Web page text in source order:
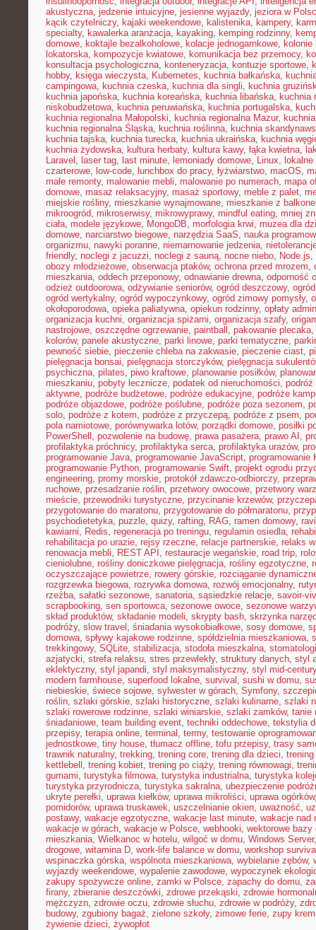
akustyczna, jedzenie intuicyjne, jesienne wyjazdy, jeziora w
kącik czytelniczy, kajaki weekendowe, kalistenika, kampery,
specialty, kawalerka aranżacja, kayaking, kemping rodzinny,
domowe, koktajle bezalkoholowe, kolacje jednogarnkowe, kolonie
lokatorska, kompozycje kwiatowe, komunikacja bez przemocy,
konsultacja psychologiczna, konteneryzacja, kontuzje sportowe,
hobby, księga wieczysta, Kubernetes, kuchnia bałkańska,
campingowa, kuchnia czeska, kuchnia dla singli, kuchnia
kuchnia japońska, kuchnia koreańska, kuchnia libańska, kuchnia
niskobudżetowa, kuchnia peruwiańska, kuchnia portugalska,
kuchnia regionalna Małopolski, kuchnia regionalna Mazur,
kuchnia regionalna Śląska, kuchnia roślinna, kuchnia
kuchnia tajska, kuchnia turecka, kuchnia ukraińska, kuchnia
kuchnia żydowska, kultura herbaty, kultura kawy, łąka kwietna,
Laravel , laser tag, last minute, lemoniady domowe, Linux,
czarterowe, low-code, lunchbox do pracy, łyżwiarstwo, macOS,
małe remonty, malowanie mebli, malowanie po numerach, mapa
domowe, masaż relaksacyjny, masaż sportowy, meble z palet,
miejskie rośliny, mieszkanie wynajmowane, mieszkanie z
mikroogród, mikroserwisy, mikrowyprawy, mindful eating, mniej
ciała, modele językowe, MongoDB, morfologia krwi, muzea dla
domowe, narciarstwo biegowe, narzędzia SaaS, nauka
organizmu, nawyki poranne, niemarnowanie jedzenia,
friendly, noclegi z jacuzzi, noclegi z sauną, nocne niebo, Node.js,
obozy młodzieżowe, obserwacja ptaków, ochrona przed mrozem,
mieszkania, oddech przeponowy, odnawianie drewna, odporność
odzież outdoorowa, odżywianie seniorów, ogród deszczowy,
ogród wertykalny, ogród wypoczynkowy, ogród zimowy pomysły,
okołoporodowa, opieka paliatywna, opiekun rodzinny, opłaty
organizacja kuchni, organizacja spiżarni, organizacja szafy,
nastrojowe, oszczędne ogrzewanie, paintball , pakowanie plecaka,
kolorów, panele akustyczne, parki linowe, parki tematyczne,
pewność siebie, pieczenie chleba na zakwasie, pieczenie ciast,
pielęgnacja bonsai, pielęgnacja storczyków, pielęgnacja
psychiczna, pilates, piwo kraftowe, planowanie posiłków,
mieszkaniu, pobyty lecznicze, podatek od nieruchomości, podróż
aktywne, podróże budżetowe, podróże edukacyjne, podróże
podróże objazdowe, podróże poślubne, podróże poza sezonem,
solo, podróże z kotem, podróże z przyczepą, podróże z psem,
pola namiotowe, porównywarka lotów, porządki domowe, posiłki
PowerShell , pozwolenie na budowę, prawa pasażera, prawo AI ,
profilaktyka próchnicy, profilaktyka serca, profilaktyka urazów,
programowanie Java, programowanie JavaScript, programowanie
programowanie Python, programowanie Swift, projekt ogrodu
engineering, promy morskie, protokół zdawczo-odbiorczy,
ruchowe, przesadzanie roślin, przetwory owocowe, przetwory
mieście, przewodniki turystyczne, przycinanie krzewów,
przygotowanie do maratonu, przygotowanie do półmaratonu,
psychodietetyka, puzzle, quizy, rafting, RAG, ramen domowy,
kawiarni, Redis, regeneracja po treningu, regulamin osiedla,
rehabilitacja po urazie, rejsy rzeczne, relacje partnerskie, relaks
renowacja mebli, REST API , restauracje wegańskie, road trip,
cieniolubne, rośliny doniczkowe pielęgnacja, rośliny egzotyczne,
oczyszczające powietrze, rowery górskie, rozciąganie
rozgrzewka biegowa, rozrywka domowa, rozwój emocjonalny,
rzeźba, sałatki sezonowe, sanatoria, sąsiedzkie relacje, savoir-
scrapbooking, sen sportowca, sezonowe owoce, sezonowe
skład produktów, składanie modeli, skrypty bash, skrzynka
podróży, slow travel , śniadania wysokobiałkowe, sosy domowe,
domowa, spływy kajakowe rodzinne, spółdzielnia mieszkaniowa,
trekkingowy, SQLite, stabilizacja, stodoła mieszkalna,
azjatycki, strefa relaksu, stres przewlekły, struktury danych, styl
eklektyczny, styl japandi, styl maksymalistyczny, styl mid-century
modern farmhouse, superfood lokalne, survival , sushi w domu,
niebieskie, świece sojowe, sylwester w górach, Symfony,
roślin, szlaki górskie, szlaki historyczne, szlaki kulinarne, szlaki
szlaki rowerowe rodzinne, szlaki winiarskie, szlaki zamków, tanie
śniadaniowe, team building event, techniki oddechowe, tekstylia
przepisy, terapia online, terminal , termy, testowanie
jednostkowe, tiny house, tłumacz offline, tofu przepisy, trasy
trawnik naturalny, trekking, trening core, trening dla dzieci,
kettlebell , trening kobiet, trening po ciąży, trening równowagi,
gumami, turystyka filmowa, turystyka industrialna, turystyka
turystyka przyrodnicza, turystyka sakralna, ubezpieczenie
ukryte perełki, uprawa kiełków, uprawa mikroliści, uprawa ogórków
pomidorów, uprawa truskawek, uszczelnianie okien, uważność,
postawy, wakacje egzotyczne, wakacje last minute, wakacje nad
wakacje w górach, wakacje w Polsce, webhooki, wektorowe bazy
mieszkania, Wielkanoc w hotelu, wilgoć w domu, Windows Server
drogowe, witamina D, work-life balance w domu, workshop
wspinaczka górska, wspólnota mieszkaniowa, wybielanie zębów,
wyjazdy weekendowe, wypalenie zawodowe, wypoczynek
zakupy spożywcze online, zamki w Polsce, zapachy do domu,
firany, zbieranie deszczówki, zdrowe przekąski, zdrowie
mężczyzn, zdrowie oczu, zdrowie słuchu, zdrowie w podróży,
budowy, zgubiony bagaż, zielone szkoły, zimowe ferie, zupy krem
żywienie dzieci, żywopłot